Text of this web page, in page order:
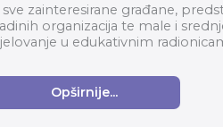
zainteresirane građane,
organizacija te male i
u edukativnim
Opširnije...